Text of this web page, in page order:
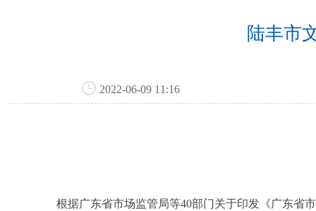
陆丰市
2022-06-09 11:16
根据广东省市场监管局等40部门关于印发《广东省市